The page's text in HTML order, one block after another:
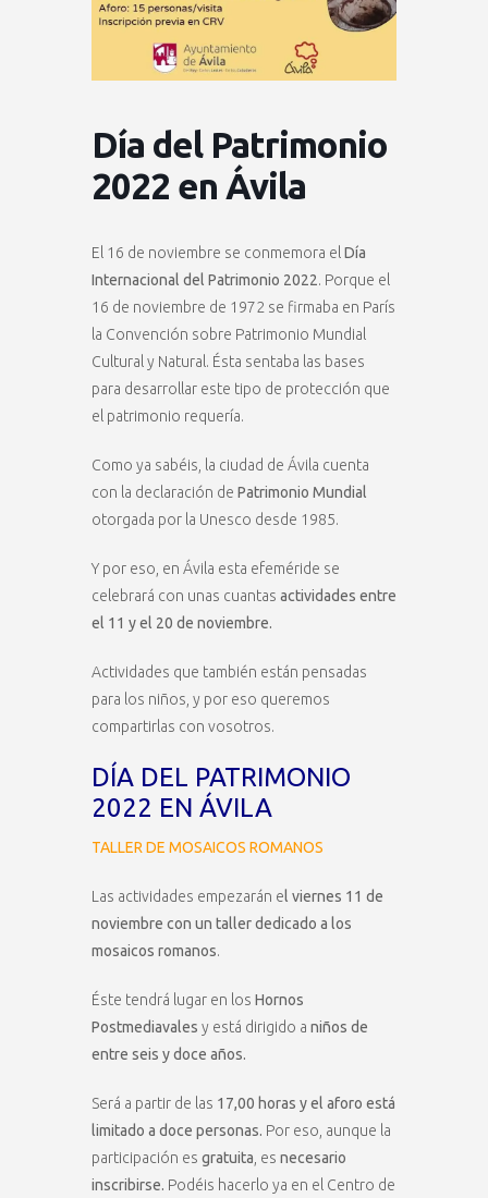
Día del Patrimonio
2022 en Ávila
El 16 de noviembre se conmemora el Día
Internacional del Patrimonio 2022. Porque el
16 de noviembre de 1972 se firmaba en París
la Convención sobre Patrimonio Mundial
Cultural y Natural. Ésta sentaba las bases
para desarrollar este tipo de protección que
el patrimonio requería.
Como ya sabéis, la ciudad de Ávila cuenta
con la declaración de Patrimonio Mundial
otorgada por la Unesco desde 1985.
Y por eso, en Ávila esta efeméride se
celebrará con unas cuantas actividades entre
el 11 y el 20 de noviembre.
Actividades que también están pensadas
para los niños, y por eso queremos
compartirlas con vosotros.
DÍA DEL PATRIMONIO
2022 EN ÁVILA
TALLER DE MOSAICOS ROMANOS
Las actividades empezarán el viernes 11 de
noviembre con un taller dedicado a los
mosaicos romanos.
Éste tendrá lugar en los Hornos
Postmediavales y está dirigido a niños de
entre seis y doce años.
Será a partir de las 17,00 horas y el aforo está
limitado a doce personas. Por eso, aunque la
participación es gratuita , es necesario
inscribirse. Podéis hacerlo ya en el Centro de